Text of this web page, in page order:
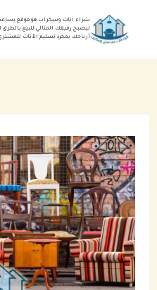
المحتوى
شراء اثاث وسكراب هو موقع
ليصبح رفيقك المثالي للبيع بالطرق
أرباحك بمجرد تسليم الأثاث